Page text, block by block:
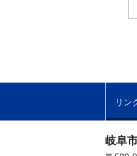
リン
岐阜